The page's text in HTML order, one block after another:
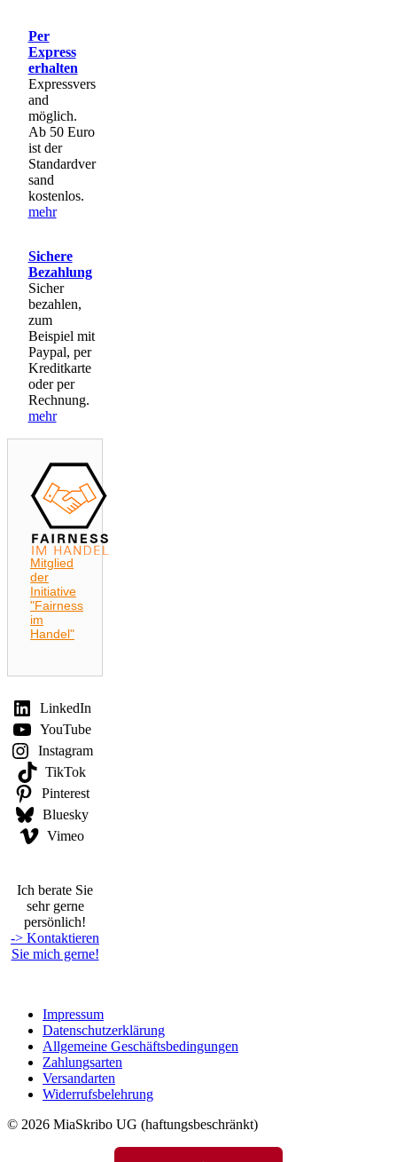
Per
Express
erhalten
Expressvers
and
möglich.
Ab 50 Euro
ist der
Standardver
sand
kostenlos.
mehr
Sichere
Bezahlung
Sicher
bezahlen,
zum
Beispiel mit
Paypal, per
Kreditkarte
oder per
Rechnung.
mehr
Mitglied
der
Initiative
"Fairness
im
Handel"
LinkedIn
YouTube
Instagram
TikTok
Pinterest
Bluesky
Vimeo
Ich berate Sie
sehr gerne
persönlich!
-> Kontaktieren
Sie mich gerne!
Impressum
Datenschutzerklärung
Allgemeine Geschäftsbedingungen
Zahlungsarten
Versandarten
Widerrufsbelehrung
© 2026 MiaSkribo UG (haftungsbeschränkt)